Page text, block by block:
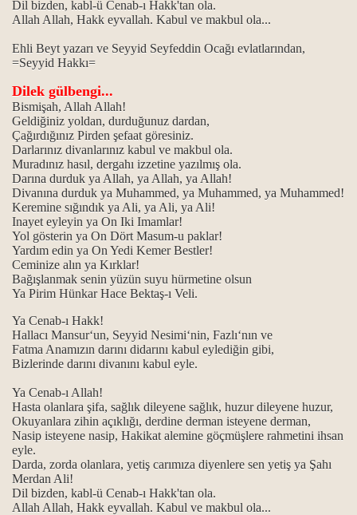
Dil bizden, kabl-ü Cenab-ı Hakk'tan ola.
Allah Allah, Hakk eyvallah. Kabul ve makbul ola...
Ehli Beyt yazarı ve Seyyid Seyfeddin Ocağı evlatlarından,
=Seyyid Hakkı=
Dilek gülbengi...
Bismişah, Allah Allah!
Geldiğiniz yoldan, durduğunuz dardan,
Çağırdığınız Pirden şefaat göresiniz.
Darlarınız divanlarınız kabul ve makbul ola.
Muradınız hasıl, dergahı izzetine yazılmış ola.
Darına durduk ya Allah, ya Allah, ya Allah!
Divanına durduk ya Muhammed, ya Muhammed, ya Muhammed!
Keremine sığındık ya Ali, ya Ali, ya Ali!
Inayet eyleyin ya On Iki Imamlar!
Yol gösterin ya On Dört Masum-u paklar!
Yardım edin ya On Yedi Kemer Bestler!
Ceminize alın ya Kırklar!
Bağışlanmak senin yüzün suyu hürmetine olsun
Ya Pirim Hünkar Hace Bektaş-ı Veli.
Ya Cenab-ı Hakk!
Hallacı Mansur‘un, Seyyid Nesimi‘nin, Fazlı‘nın ve
Fatma Anamızın darını didarını kabul eylediğin gibi,
Bizlerinde darını divanını kabul eyle.
Ya Cenab-ı Allah!
Hasta olanlara şifa, sağlık dileyene sağlık, huzur dileyene huzur,
Okuyanlara zihin açıklığı, derdine derman isteyene derman,
Nasip isteyene nasip, Hakikat alemine göçmüşlere rahmetini ihsan
eyle.
Darda, zorda olanlara, yetiş carımıza diyenlere sen yetiş ya Şahı
Merdan Ali!
Dil bizden, kabl-ü Cenab-ı Hakk'tan ola.
Allah Allah, Hakk eyvallah. Kabul ve makbul ola...